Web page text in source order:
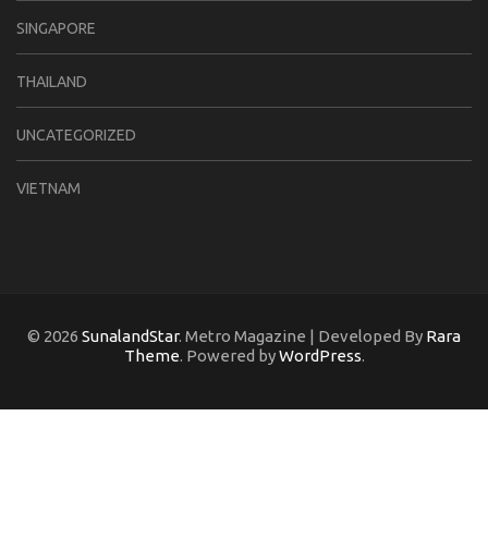
SINGAPORE
THAILAND
UNCATEGORIZED
VIETNAM
© 2026 SunalandStar. Metro Magazine | Developed By Rara
Theme. Powered byWordPress.